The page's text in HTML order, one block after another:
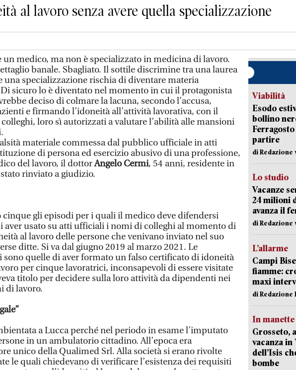
al lavoro senza avere quella specializzazione
un medico, ma non è specializzato in medicina di lavoro.
banale. Sbagliato. Il sottile discrimine tra una laurea
una specializzazione rischia di diventare materia
sicuro lo è diventato nel momento in cui il protagonista
deciso di colmare la lacuna, secondo l’accusa,
e firmando l’idoneità all’attività lavorativa, con il
loro sì autorizzati a valutare l’abilità alle mansioni
materiale commessa dal pubblico ufficiale in atti
di persona ed esercizio abusivo di una professione,
del lavoro, il dottorAngelo Cermi, 54 anni, residente in
rinviato a giudizio.
cinque gli episodi per i quali il medico deve difendersi
aver usato su atti ufficiali i nomi di colleghi al momento di
al lavoro delle persone che venivano inviato nel suo
ditte. Si va dal giugno 2019 al marzo 2021. Le
sono quelle di aver formato un falso certificato di idoneità
per cinque lavoratrici, inconsapevoli di essere visitate
titolo per decidere sulla loro attività da dipendenti nei
di lavoro.
a Lucca perché nel periodo in esame l’imputato
in un ambulatorio cittadino. All’epoca era
unico della Qualimed Srl. Alla società si erano rivolte
le quali chiedevano di verificare l’esistenza dei requisiti
Viabilità
Esodo
bollino
partire
di Redazione
Lo studio
Vacanze
24 milioni
avanza il
di Redazione
L’allarme
Campi
fiamme:
maxi
di Redazione
In manette
Grosseto,
vacanza in
dell’Isis
bombe